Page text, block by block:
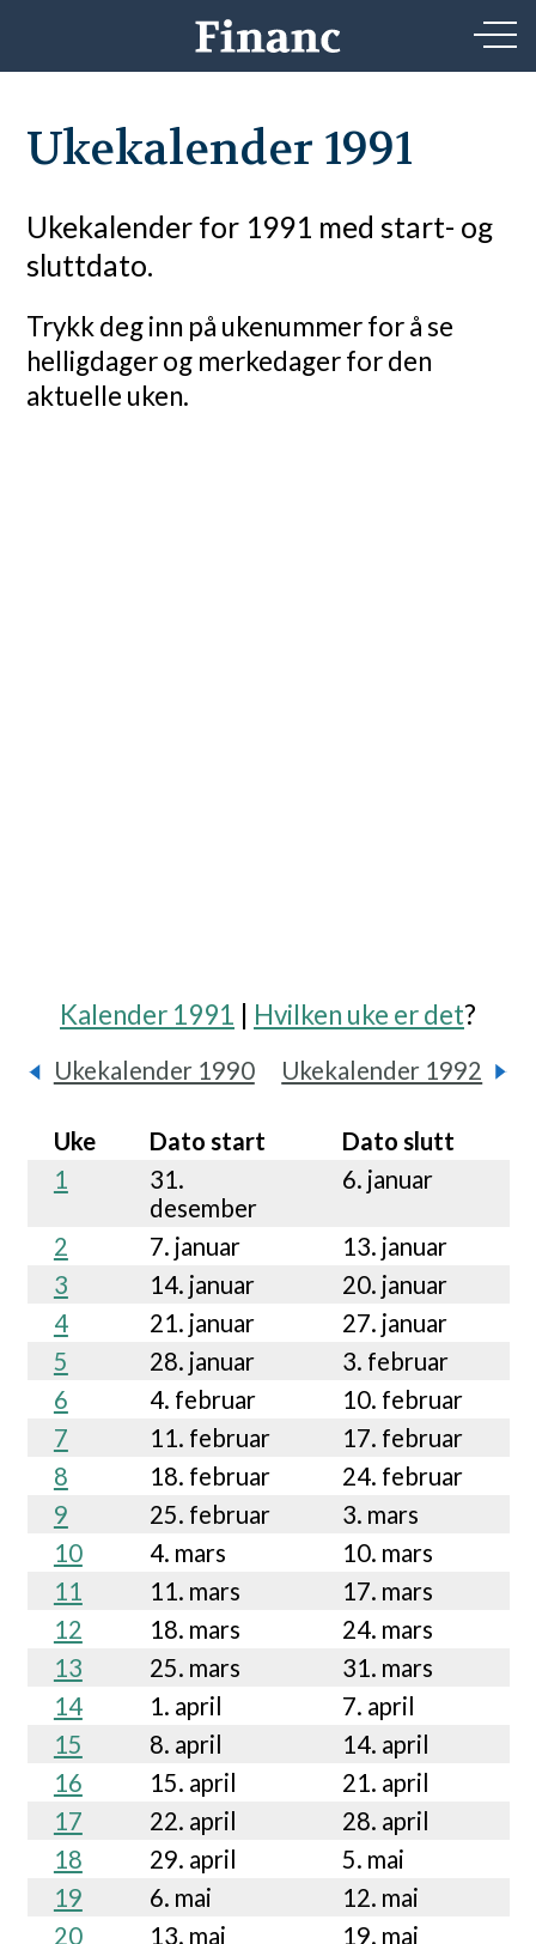
Ukekalender 1991
Ukekalender for 1991 med start- og
sluttdato.
Trykk deg inn på ukenummer for å se
helligdager og merkedager for den
aktuelle uken.
Kalender 1991 | Hvilken uke er det?
Ukekalender 1990 Ukekalender 1992
Uke Dato start
Dato slutt
1
31.
desember
6. januar
2 7. januar
13. januar
3
14. januar
20. januar
4
21. januar
27. januar
5
28. januar
3. februar
6
4. februar
10. februar
7
11. februar
17. februar
8
18. februar
24. februar
9
25. februar
3. mars
10
4. mars
10. mars
11
11. mars
17. mars
12
18. mars
24. mars
13
25. mars
31. mars
14
1. april
7. april
15
8. april
14. april
16
15. april
21. april
17
22. april
28. april
18
29. april
5. mai
19
6. mai
12. mai
20
13. mai
19. mai